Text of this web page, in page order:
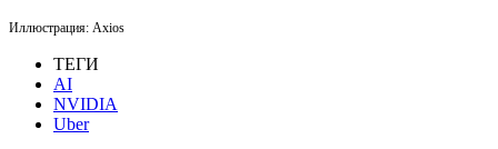
Иллюстрация: Axios
ТЕГИ
AI
NVIDIA
Uber